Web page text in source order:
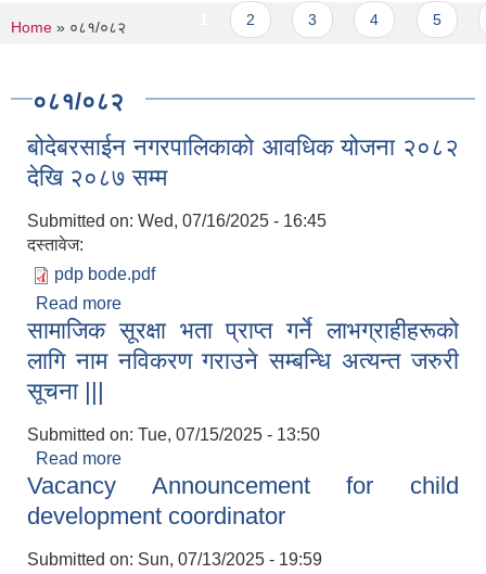
Pages
You are here
Home » ०८१/०८२
०८१/०८२
बोदेबरसाईन नगरपालिकाको आवधिक योजना २०८२
देखि २०८७ सम्म
Submitted on: Wed, 07/16/2025 - 16:45
दस्तावेज:
pdp bode.pdf
Read more
देखि २०८७ सम्म
सामाजिक सूरक्षा भता प्राप्त गर्ने लाभग्राहीहरूको
लागि नाम नविकरण गराउने सम्बन्धि अत्यन्त जरुरी
सूचना |||
Submitted on: Tue, 07/15/2025 - 13:50
Read more
लागि नाम नविकरण गराउने सम्बन्धि अत्यन्त जरुरी सूचना |||
Vacancy Announcement for child
development coordinator
Submitted on: Sun, 07/13/2025 - 19:59